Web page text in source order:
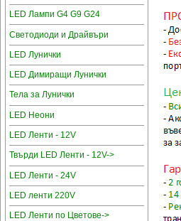
LED Лампи G4 G9 G24
Светодиоди и Драйвъри
LED Лунички
LED Димиращи Лунички
Тела за Лунички
LED Неони
LED Ленти - 12V
Твърди LED Ленти - 12V->
LED Ленти - 24V
LED ленти 220V
LED Ленти по Цветове->